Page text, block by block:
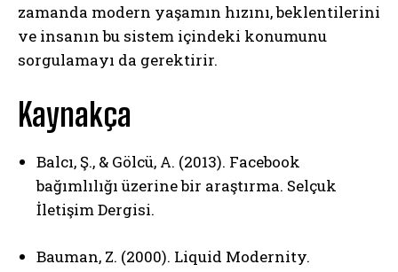
Gizlilik politikasını
zamanda modern yaşamın hızını, beklentilerini
ve insanın bu sistem içindeki konumunu
sorgulamayı da gerektirir.
Kaynakça
Balcı, Ş., & Gölcü, A. (2013). Facebook
bağımlılığı üzerine bir araştırma. Selçuk
İletişim Dergisi.
Bauman, Z. (2000). Liquid Modernity.